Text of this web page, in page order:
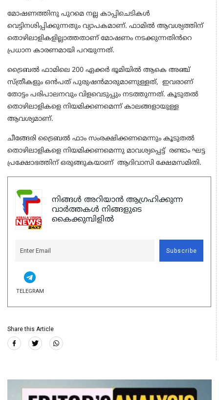
മോഷണത്തിനു പുറമെ നല്ല കാപ്പിചെടികൾ
വെട്ടിനശിപ്പിക്കുന്നതും വ്യാപകമാണ്. ഫാമിൽ ആവശ്യത്തിന്
തൊഴിലാളികളില്ലാത്തതാണ് മോഷണം നടക്കുന്നതിൻറെ
പ്രധാന കാരണമായി പറയുന്നത്.
ട്രൈബൽ ഫാമിലെ 200 ഏക്കർ ഭൂമിയിൽ ആകെ അഞ്ച്
സ്ത്രീകളും ഒൻപത് പുരുഷൻമാരുമാണുള്ളത്, ഇവരാണ്
തോട്ടം പരിപാലനവും വിളവെടുപ്പും നടത്തുന്നത്. കൂടുതൽ
തൊഴിലാളികളെ നിയമിക്കണമെന്ന് കാലങ്ങളായുള്ള
ആവശ്യമാണ്.
ചീങ്ങേരി ട്രൈബൽ ഫാം സംരക്ഷിക്കണമെന്നും കൂടുതൽ
തൊഴിലാളികളെ നിയമിക്കണമെന്നു മാവശ്യപ്പെട്ട് രണ്ടാം ഘട്ട
പ്രക്ഷോഭത്തിന് ഒരുങ്ങുകയാണ് ആദിവാസി ക്ഷേമസമിതി.
നിങ്ങൾ അറിയാൻ ആഗ്രഹിക്കുന്ന
വാർത്തകൾ നിങ്ങളുടെ
കൈക്കുമ്പിളിൽ
Subscribe
TELEGRAM
Share this Article